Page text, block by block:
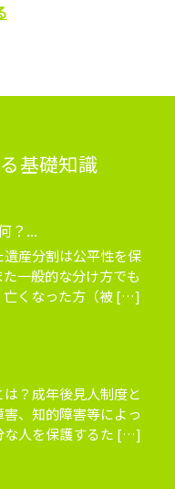
基礎知識
？...
産分割は公平性を保
一般的な分け方でも
亡くなった方（被 […]
？成年後見人制度と
、知的障害等によっ
な人を保護するた […]